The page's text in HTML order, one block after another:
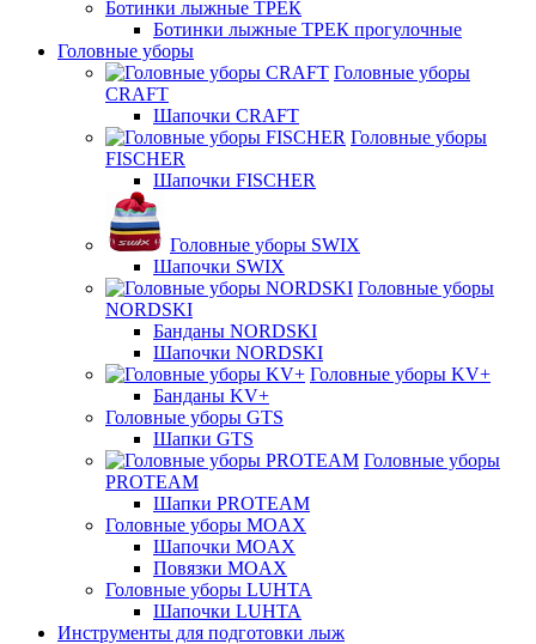
Ботинки лыжные ТРЕК
Ботинки лыжные ТРЕК прогулочные
Головные уборы
Головные уборы
CRAFT
Шапочки CRAFT
Головные уборы
FISCHER
Шапочки FISCHER
Головные уборы SWIX
Шапочки SWIX
Головные уборы
NORDSKI
Банданы NORDSKI
Шапочки NORDSKI
Головные уборы KV+
Банданы KV+
Головные уборы GTS
Шапки GTS
Головные уборы
PROTEAM
Шапки PROTEAM
Головные уборы MOAX
Шапочки MOAX
Повязки MOAX
Головные уборы LUHTA
Шапочки LUHTA
Инструменты для подготовки лыж